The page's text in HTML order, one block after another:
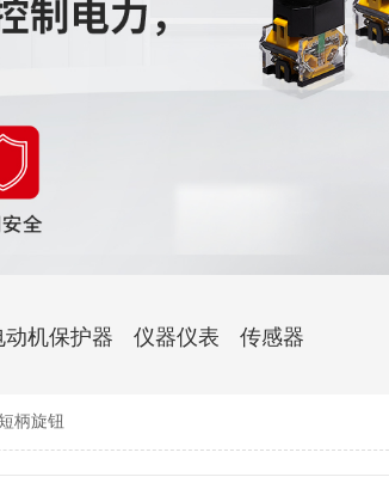
电气传动与控制 塑料机械行业
建筑机械行业
动机保护器 仪器仪表 传感器
柄旋钮